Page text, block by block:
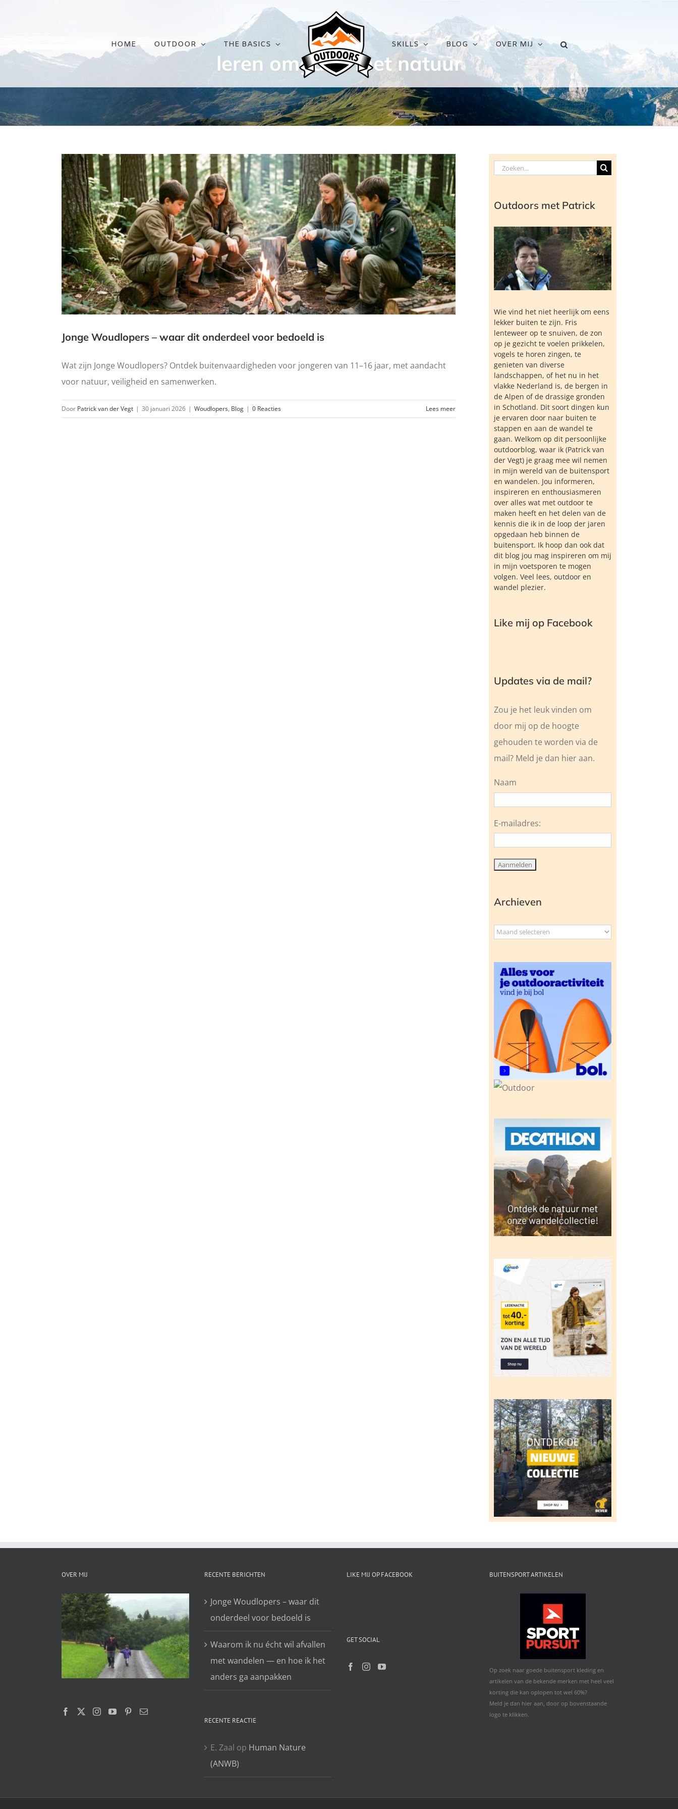
HOME OUTDOOR THE BASICS SKILLS BLOG OVER MIJ
leren omgaan met natuur
Jonge Woudlopers – waar dit onderdeel voor bedoeld is
Wat zijn Jonge Woudlopers? Ontdek buitenvaardigheden voor jongeren van 11–16 jaar, met aandacht
voor natuur, veiligheid en samenwerken.
Door Patrick van der Vegt | 30 januari 2026 | Woudlopers, Blog | 0 Reacties Lees meer
Zoeken
Outdoors met Patrick
Wie vind het niet heerlijk om eens
lekker buiten te zijn. Fris
lenteweer op te snuiven, de zon
op je gezicht te voelen prikkelen,
vogels te horen zingen, te
genieten van diverse
landschappen, of het nu in het
vlakke Nederland is, de bergen in
de Alpen of de drassige gronden
in Schotland. Dit soort dingen kun
je ervaren door naar buiten te
stappen en aan de wandel te
gaan. Welkom op dit persoonlijke
outdoorblog, waar ik (Patrick van
der Vegt) je graag mee wil nemen
in mijn wereld van de buitensport
en wandelen. Jou informeren,
inspireren en enthousiasmeren
over alles wat met outdoor te
maken heeft en het delen van de
kennis die ik in de loop der jaren
opgedaan heb binnen de
buitensport. Ik hoop dan ook dat
dit blog jou mag inspireren om mij
in mijn voetsporen te mogen
volgen. Veel lees, outdoor en
wandel plezier.
Like mij op Facebook
Updates via de mail?
Zou je het leuk vinden om
door mij op de hoogte
gehouden te worden via de
mail? Meld je dan hier aan.
Naam
E-mailadres:
Archieven
Archieven
OVER MIJ RECENTE BERICHTEN
Jonge Woudlopers – waar dit
onderdeel voor bedoeld is
Waarom ik nu écht wil afvallen
met wandelen — en hoe ik het
anders ga aanpakken
RECENTE REACTIE
E. Zaal op Human Nature
(ANWB)
LIKE MIJ OP FACEBOOK
GET SOCIAL
BUITENSPORT ARTIKELEN
Op zoek naar goede buitensport kleding en
artikelen van de bekende merken met heel veel
korting die kan oplopen tot wel 60%?
Meld je dan hier aan, door op bovenstaande
logo te klikken.